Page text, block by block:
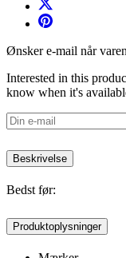
Ønsker e-mail når
Interested in this
know when it's
Beskrivelse
Bedst før:
Produktoplysninger